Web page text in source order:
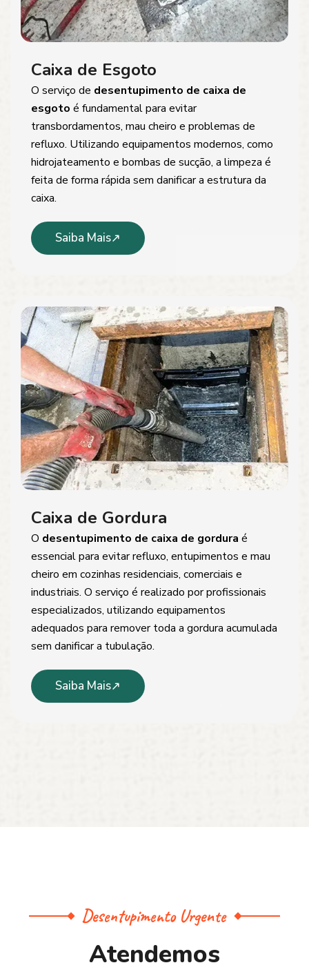
Caixa de Esgoto
O serviço de desentupimento de caixa de
esgoto é fundamental para evitar
transbordamentos, mau cheiro e problemas de
refluxo. Utilizando equipamentos modernos, como
hidrojateamento e bombas de sucção, a limpeza é
feita de forma rápida sem danificar a estrutura da
caixa.
Saiba Mais
Caixa de Gordura
O desentupimento de caixa de gordura é
essencial para evitar refluxo, entupimentos e mau
cheiro em cozinhas residenciais, comerciais e
industriais. O serviço é realizado por profissionais
especializados, utilizando equipamentos
adequados para remover toda a gordura acumulada
sem danificar a tubulação.
Saiba Mais
Desentupimento Urgente
Atendemos